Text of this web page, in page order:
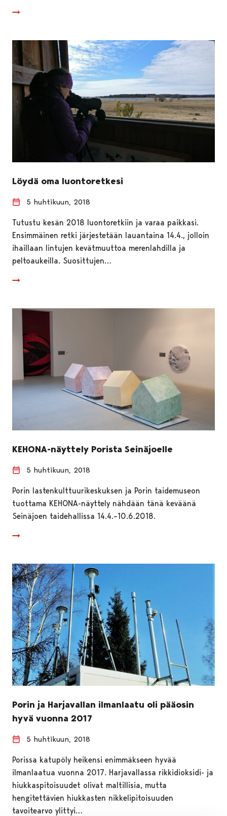
Löydä oma luontoretkesi
5 huhtikuun, 2018
Tutustu kesän 2018 luontoretkiin ja varaa paikkasi.
Ensimmäinen retki järjestetään lauantaina 14.4., jolloin
ihaillaan lintujen kevätmuuttoa merenlahdilla ja
peltoaukeilla. Suosittujen…
KEHONA-näyttely Porista Seinäjoelle
5 huhtikuun, 2018
Porin lastenkulttuurikeskuksen ja Porin taidemuseon
tuottama KEHONA-näyttely nähdään tänä keväänä
Seinäjoen taidehallissa 14.4.–10.6.2018.
Porin ja Harjavallan ilmanlaatu oli pääosin
hyvä vuonna 2017
5 huhtikuun, 2018
Porissa katupöly heikensi enimmäkseen hyvää
ilmanlaatua vuonna 2017. Harjavallassa rikkidioksidi- ja
hiukkaspitoisuudet olivat maltillisia, mutta
hengitettävien hiukkasten nikkelipitoisuuden
tavoitearvo ylittyi…